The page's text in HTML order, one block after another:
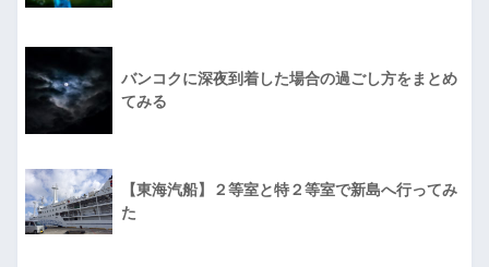
バンコクに深夜到着した場合の過ごし方をまとめ
てみる
【東海汽船】２等室と特２等室で新島へ行ってみ
た